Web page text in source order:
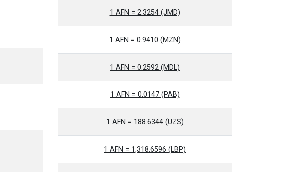
1 AFN = 2.3254 (JMD)
1 AFN = 0.9410 (MZN)
1 AFN = 0.2592 (MDL)
1 AFN = 0.0147 (PAB)
1 AFN = 188.6344 (UZS)
1 AFN = 1,318.6596 (LBP)